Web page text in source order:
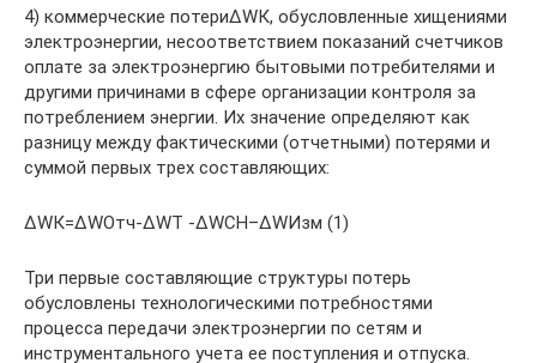
4) коммерческие потериΔWК, обусловленные хищениями
электроэнергии, несоответствием показаний счетчиков
оплате за электроэнергию бытовыми потребителями и
другими причинами в сфере организации контроля за
потреблением энергии. Их значение определяют как
разницу между фактическими (отчетными) потерями и
суммой первых трех составляющих:
ΔWК=ΔWОтч-ΔWТ -ΔWСН–ΔWИзм (1)
Три первые составляющие структуры потерь
обусловлены технологическими потребностями
процесса передачи электроэнергии по сетям и
инструментального учета ее поступления и отпуска.